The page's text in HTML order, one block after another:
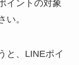
イントの対象
い。
と、LINEポイ